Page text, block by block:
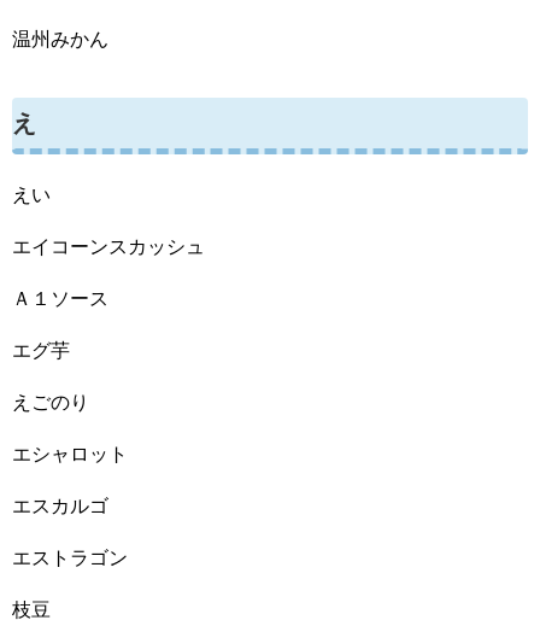
温州みかん
え
えい
エイコーンスカッシュ
Ａ１ソース
エグ芋
えごのり
エシャロット
エスカルゴ
エストラゴン
枝豆